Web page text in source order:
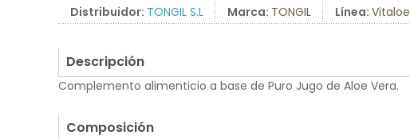
Distribuidor: TONGIL S.L Marca: TONGIL Línea: Vitaloe
Descripción
Complemento alimenticio a base de Puro Jugo de Aloe Vera.
Composición